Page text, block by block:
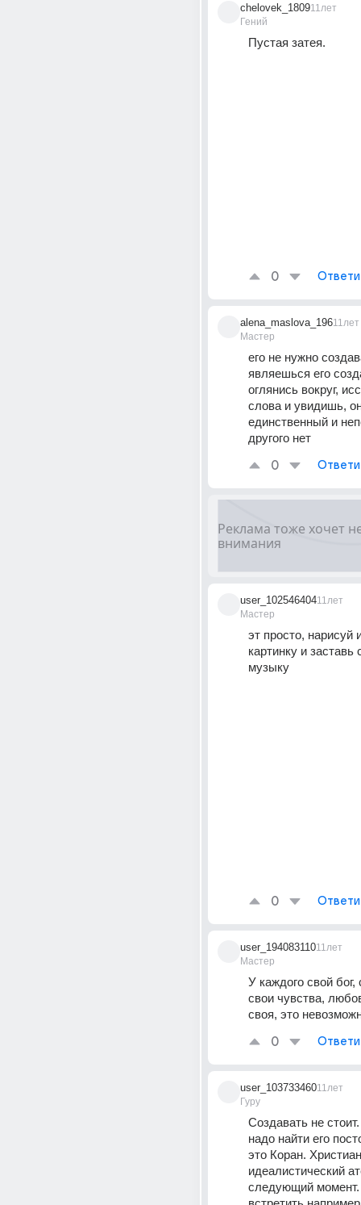
chelovek_1809
Гений
11лет
Пустая затея.
0
alena_maslova_196
Мастер
11лет
его не нужно
являешься его
оглянись вокруг,
слова и увидишь,
единственный и
другого нет
0
user_102546404
Мастер
11лет
эт просто, нарисуй
картинку и
музыку
0
user_194083110
Мастер
11лет
У каждого свой бог,
свои чувства,
своя, это
0
user_103733460
Гуру
11лет
Создавать не
надо найти его
это Коран.
идеалистический
следующий